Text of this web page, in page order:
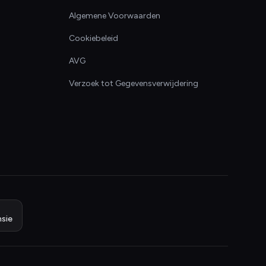
Algemene Voorwaarden
Cookiebeleid
AVG
Verzoek tot Gegevensverwijdering